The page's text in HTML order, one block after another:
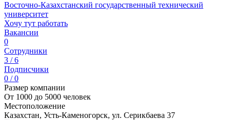
Восточно-Казахстанский государственный технический
университет
Хочу тут работать
Вакансии
0
Сотрудники
3 / 6
Подписчики
0 / 0
Размер компании
От 1000 до 5000 человек
Местоположение
Казахстан, Усть-Каменогорск, ул. Серикбаева 37